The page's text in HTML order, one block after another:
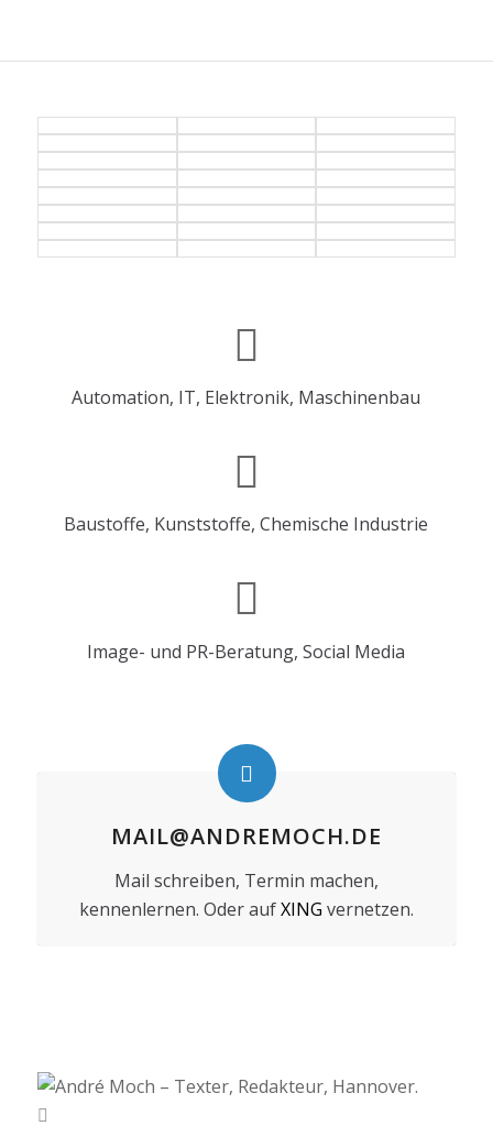
Automation, IT, Elektronik, Maschinenbau
Baustoffe, Kunststoffe, Chemische Industrie
Image- und PR-Beratung, Social Media
MAIL@ANDREMOCH.DE
Mail schreiben, Termin machen,
kennenlernen. Oder aufXING vernetzen.